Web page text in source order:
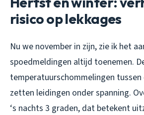
risico op lekkages
Nu we november in zijn, zie ik het
spoedmeldingen altijd toenemen.
temperatuurschommelingen
zetten leidingen onder spanning.
‘s nachts 3 graden, dat betekent